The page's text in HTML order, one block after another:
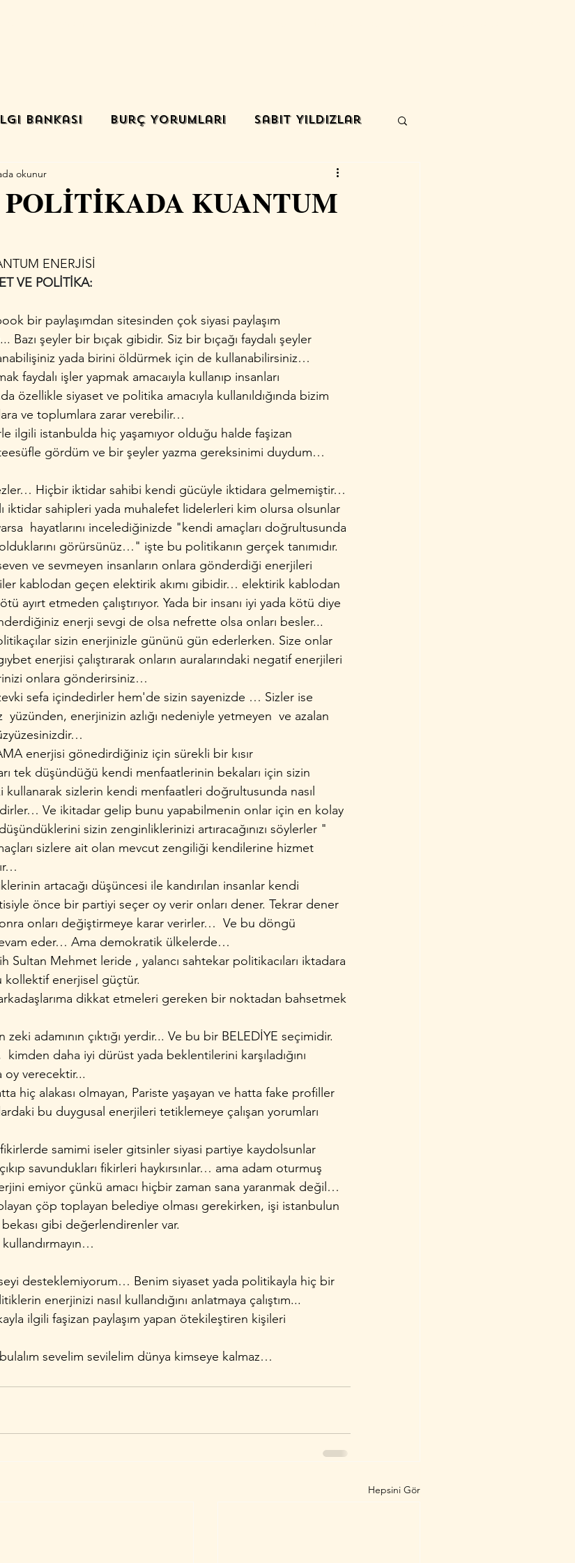
Bankası Burç Yorumları Sabit Yıldızlar
POLİTİKADA KUANTUM
okunur
ENERJİSİ
VE POLİTİKA:
bir paylaşımdan sitesinden çok siyasi paylaşım
Bazı şeyler bir bıçak gibidir. Siz bir bıçağı faydalı şeyler
yada birini öldürmek için de kullanabilirsiniz…
faydalı işler yapmak amacaıyla kullanıp insanları
özellikle siyaset ve politika amacıyla kullanıldığında bizim
ve toplumlara zarar verebilir…
ilgili istanbulda hiç yaşamıyor olduğu halde faşizan
teesüfle gördüm ve bir şeyler yazma gereksinimi duydum…
Hiçbir iktidar sahibi kendi gücüyle iktidara gelmemiştir…
iktidar sahipleri yada muhalefet lidelerleri kim olursa olsunlar
hayatlarını incelediğinizde "kendi amaçları doğrultusunda
görürsünüz…" işte bu politikanın gerçek tanımıdır.
ve sevmeyen insanların onlara gönderdiği enerjileri
kablodan geçen elektirik akımı gibidir… elektirik kablodan
ayırt etmeden çalıştırıyor. Yada bir insanı iyi yada kötü diye
enerji sevgi de olsa nefrette olsa onları besler...
sizin enerjinizle gününü gün ederlerken. Size onlar
enerjisi çalıştırarak onların auralarındaki negatif enerjileri
onlara gönderirsiniz…
sefa içindedirler hem'de sizin sayenizde … Sizler ise
enerjinizin azlığı nedeniyle yetmeyen  ve azalan
enerjisi gönedirdiğiniz için sürekli bir kısır
tek düşündüğü kendi menfaatlerinin bekaları için sizin
sizlerin kendi menfaatleri doğrultusunda nasıl
Ve ikitadar gelip bunu yapabilmenin onlar için en kolay
sizin zenginliklerinizi artıracağınızı söylerler "
sizlere ait olan mevcut zengiliği kendilerine hizmet
artacağı düşüncesi ile kandırılan insanlar kendi
önce bir partiyi seçer oy verir onları dener. Tekrar dener
onları değiştirmeye karar verirler…  Ve bu döngü
eder… Ama demokratik ülkelerde…
Sultan Mehmet leride , yalancı sahtekar politikacıları iktadara
kollektif enerjisel güçtür.
dikkat etmeleri gereken bir noktadan bahsetmek
adamının çıktığı yerdir... Ve bu bir BELEDİYE seçimidir.
kimden daha iyi dürüst yada beklentilerini karşıladığını
oy verecektir...
hiç alakası olmayan, Pariste yaşayan ve hatta fake profiller
bu duygusal enerjileri tetiklemeye çalışan yorumları
samimi iseler gitsinler siyasi partiye kaydolsunlar
savundukları fikirleri haykırsınlar… ama adam oturmuş
emiyor çünkü amacı hiçbir zaman sana yaranmak değil…
çöp toplayan belediye olması gerekirken, işi istanbulun
gibi değerlendirenler var.
desteklemiyorum… Benim siyaset yada politikayla hiç bir
enerjinizi nasıl kullandığını anlatmaya çalıştım...
ilgili faşizan paylaşım yapan ötekileştiren kişileri
bulalım sevelim sevilelim dünya kimseye kalmaz…
Hepsini Gör